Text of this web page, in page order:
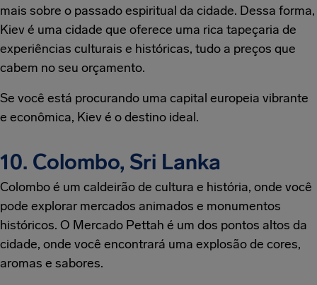
mais sobre o passado espiritual da cidade. Dessa forma,
Kiev é uma cidade que oferece uma rica tapeçaria de
experiências culturais e históricas, tudo a preços que
cabem no seu orçamento.
Se você está procurando uma capital europeia vibrante
e econômica, Kiev é o destino ideal.
10. Colombo, Sri Lanka
Colombo é um caldeirão de cultura e história, onde você
pode explorar mercados animados e monumentos
históricos. O Mercado Pettah é um dos pontos altos da
cidade, onde você encontrará uma explosão de cores,
aromas e sabores.